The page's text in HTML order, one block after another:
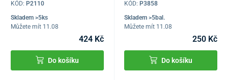
KÓD: P2110
Skladem >5ks
Můžete mít 11.08
424 Kč
Do košíku
KÓD: P3858
Skladem >5bal.
Můžete mít 11.08
250 Kč
Do košíku